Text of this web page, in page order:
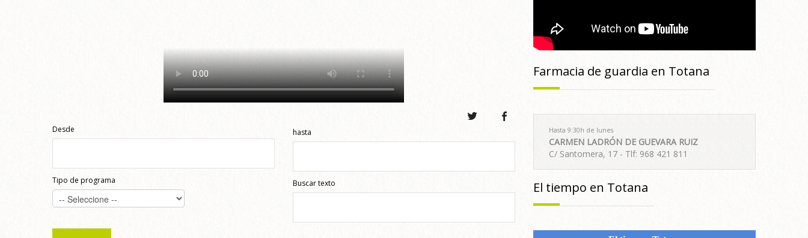
Desde
Tipo de programa
hasta
Buscar texto
Farmacia de guardia en Totana
Hasta 9:30h de lunes
CARMEN LADRÓN DE GUEVARA RUIZ
C/ Santomera, 17 - Tlf: 968 421 811
El tiempo en Totana